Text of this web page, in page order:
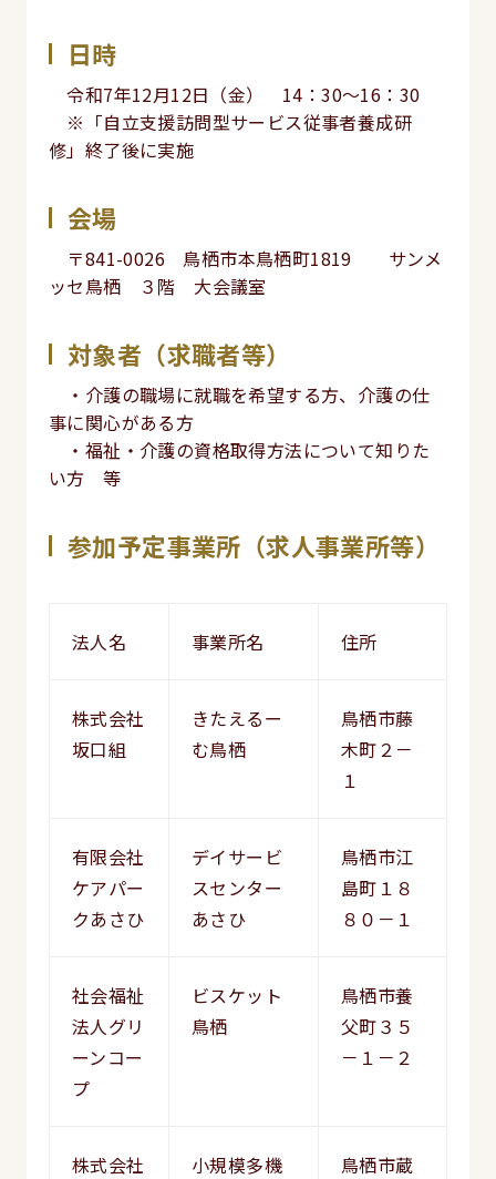
日時
令和7年12月12日（金） 14：30～16：30
※「自立支援訪問型サービス従事者養成研
修」終了後に実施
会場
〒841-0026 鳥栖市本鳥栖町1819 サンメ
ッセ鳥栖 ３階 大会議室
対象者（求職者等）
・介護の職場に就職を希望する方、介護の仕
事に関心がある方
・福祉・介護の資格取得方法について知りた
い方 等
参加予定事業所（求人事業所等）
法人名 事業所名 住所
株式会社
坂口組
きたえるー
む鳥栖
鳥栖市藤
木町２－
１
有限会社
ケアパー
クあさひ
デイサービ
スセンター
あさひ
鳥栖市江
島町１８
８０－１
社会福祉
法人グリ
ーンコー
プ
ビスケット
鳥栖
鳥栖市養
父町３５
－１－２
株式会社 小規模多機 鳥栖市蔵